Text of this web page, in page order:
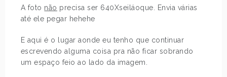
A foto não precisa ser 640Xseiláoque. Envia várias
até ele pegar hehehe
E aqui é o lugar aonde eu tenho que continuar
escrevendo alguma coisa pra não ficar sobrando
um espaço feio ao lado da imagem.